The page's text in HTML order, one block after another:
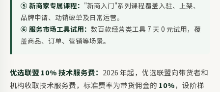
⑤ 新商家专属课程： "新商入门"系列课程覆盖入驻、上架、
品牌申请、动销破单及日常运营。
⑥ 服务市场工具试用： 数百款经营类工具 7 天 0 元试用，覆
盖商品、订单、营销等场景。
优选联盟 10% 技术服务费： 2026 年起，优选联盟向带货者和
机构收取技术服务费，标准费率为带货佣金的 10%，设阶梯